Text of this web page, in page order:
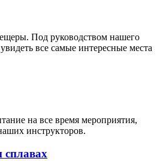
Под руководством нашего
все самые интересные места
на все время мероприятия,
инструкторов.
сплавах